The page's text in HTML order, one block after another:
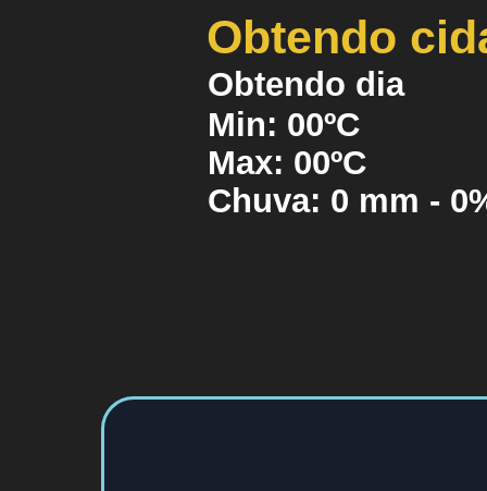
Obtendo
Obtendo dia
Min: 00ºC
Max: 00ºC
Chuva: 0 mm -